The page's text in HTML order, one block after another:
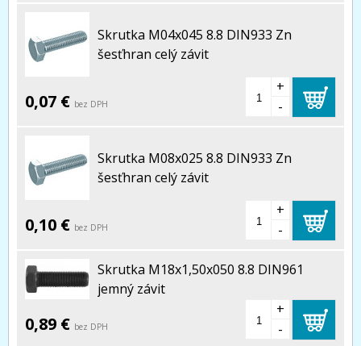
Skrutka M04x045 8.8 DIN933 Zn
šesťhran celý závit
0,07 € bez DPH
+
-
Skrutka M08x025 8.8 DIN933 Zn
šesťhran celý závit
0,10 € bez DPH
+
-
Skrutka M18x1,50x050 8.8 DIN961
jemný závit
0,89 € bez DPH
+
-